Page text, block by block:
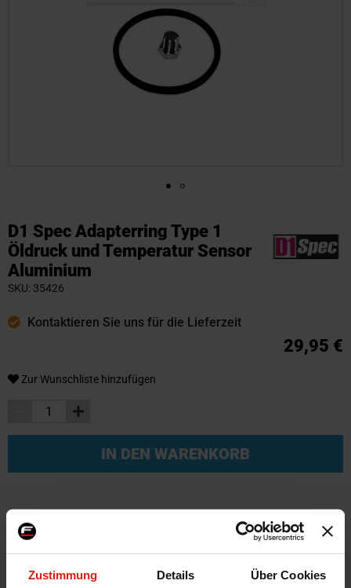
Zustimmung Details Über Cookies
D1 Spec Adapterring Type 1
Öldruck und Temperatur Sensor
Aluminium
SKU 35426
Kontaktieren Sie uns für die Lieferzeit
29,95 €
Zur Wunschliste hinzufügen
IN DEN WARENKORB
Anfang
der
Bildgalerie
springen
Weitere Informationen
Weitere
Informationen